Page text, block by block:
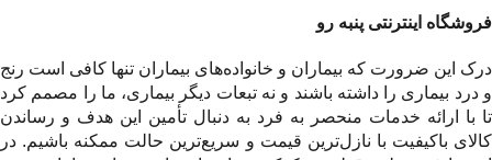
فروشگاه اینترنتی پنبه رو
درک این ضرورت که بیماران و خانواده‌های بیماران تنها کافی است رنج
و درد بیماری را داشته باشند و نه تبعات دیگر بیماری، ما را مصمم کرد
تا با ارائه خدمات منحصر به فرد به دنبال تأمین این هدف و رساندن
کالای باکیفیت با نازل‌ترین قیمت و سریع‌ترین حالت ممکنه باشیم. در